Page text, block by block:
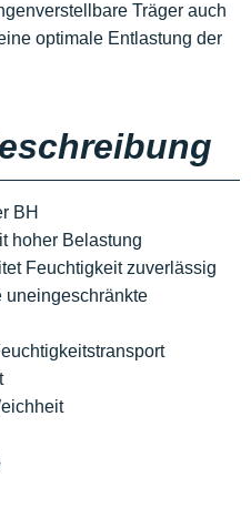
Träger auch
optimale Entlastung der
BH
hoher Belastung
Feuchtigkeit zuverlässig
uneingeschränkte